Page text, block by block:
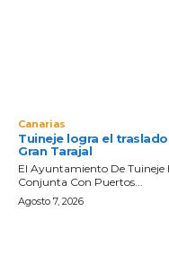
Canarias
Tuineje logra el
Gran Tarajal
El Ayuntamiento De Tuineje
Conjunta Con Puertos...
Agosto 7, 2026